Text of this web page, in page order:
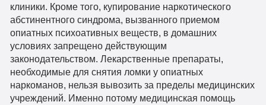
клиники. Кроме того, купирование наркотического
абстинентного синдрома, вызванного приемом
опиатных психоативных веществ, в домашних
условиях запрещено действующим
законодательством. Лекарственные препараты,
необходимые для снятия ломки у опиатных
наркоманов, нельзя вывозить за пределы медицинских
учреждений. Именно потому медицинская помощь